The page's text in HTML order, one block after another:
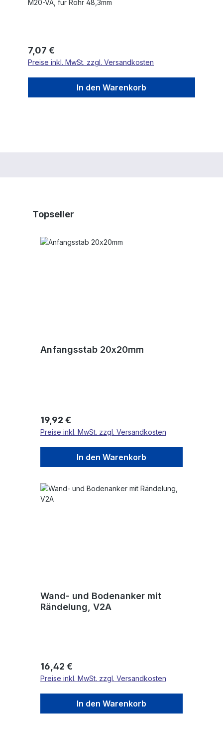
M20-VA, für Rohr 48,3mm
Regulärer Preis:
7,07 €
Preise inkl. MwSt. zzgl. Versandkosten
In den Warenkorb
Produktgalerie überspringen
Topseller
Anfangsstab 20x20mm
Regulärer Preis:
19,92 €
Preise inkl. MwSt. zzgl. Versandkosten
In den Warenkorb
Wand- und Bodenanker mit
Rändelung, V2A
Regulärer Preis:
16,42 €
Preise inkl. MwSt. zzgl. Versandkosten
In den Warenkorb